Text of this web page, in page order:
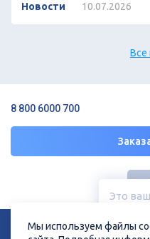
Это
Новости 10.07.2026
Все
8 800 6000 700
Политика
Мы используем файлы